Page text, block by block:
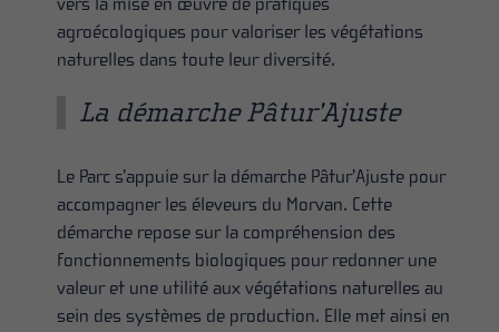
agroécologiques pour valoriser les végétations
naturelles dans toute leur diversité.
La démarche Pâtur’Ajuste
Le Parc s’appuie sur la démarche Pâtur’Ajuste pour
accompagner les éleveurs du Morvan. Cette
démarche repose sur la compréhension des
fonctionnements biologiques pour redonner une
valeur et une utilité aux végétations naturelles au
sein des systèmes de production. Elle met ainsi en